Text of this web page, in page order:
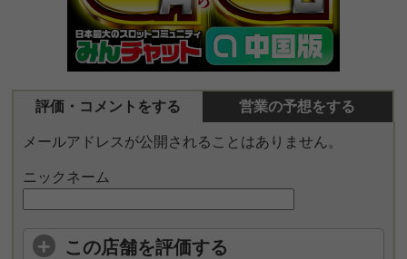
評価・コメントをする 営業の予想をする
メールアドレスが公開されることはありません。
ニックネーム
この店舗を評価する